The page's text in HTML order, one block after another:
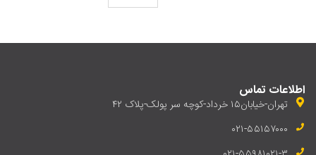
اطلاعات تماس
تهران-خیابان۱۵ خرداد-کوچه سر پولک-پلاک ۴۲
۰۲۱-۵۵۱۵۷۰۰۰